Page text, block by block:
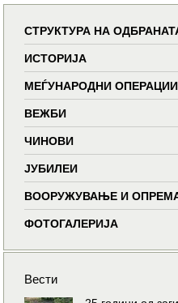
СТРУКТУРА НА
ИСТОРИЈА
МЕЃУНАРОДНИ ОПЕРАЦИИ
ВЕЖБИ
ЧИНОВИ
ЈУБИЛЕИ
ВООРУЖУВАЊЕ И
ФОТОГАЛЕРИЈА
Вести